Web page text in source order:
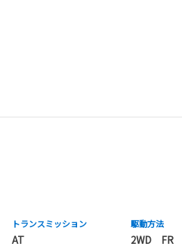
トランスミッション
AT
駆動方法
2WD FR